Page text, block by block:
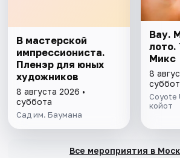
В мастерской
импрессиониста.
Пленэр для юных
художников
8 августа 2026 •
суббота
Сад им. Баумана
Вау.
лото.
Микс
8
Coyote
койот
Все мероприятия в